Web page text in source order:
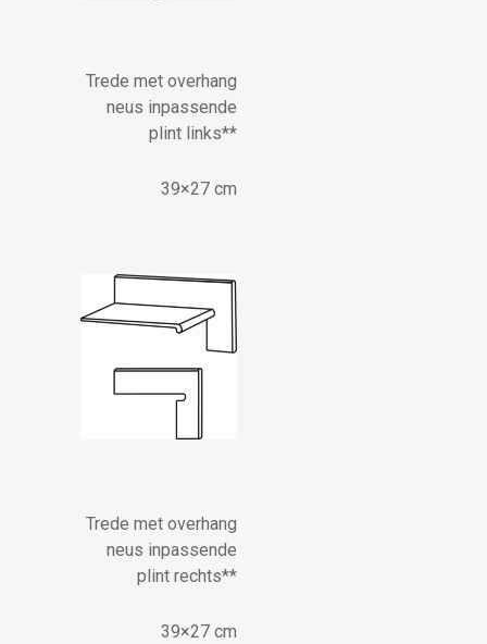
Trede met overhang
neus inpassende
plint links**
39×27 cm
Trede met overhang
neus inpassende
plint rechts**
39×27 cm